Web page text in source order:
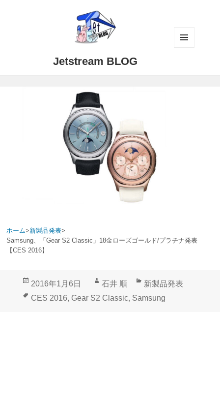
Jetstream BLOG
ホーム>新製品発表>
Samsung、「Gear S2 Classic」18金ローズゴールド/プラチナ発表
【CES 2016】
投
稿
2016年1月6日
作
成
石井 順
カ
テ
新製品発表
タ
CES 2016, Gear S2 Classic, Samsung